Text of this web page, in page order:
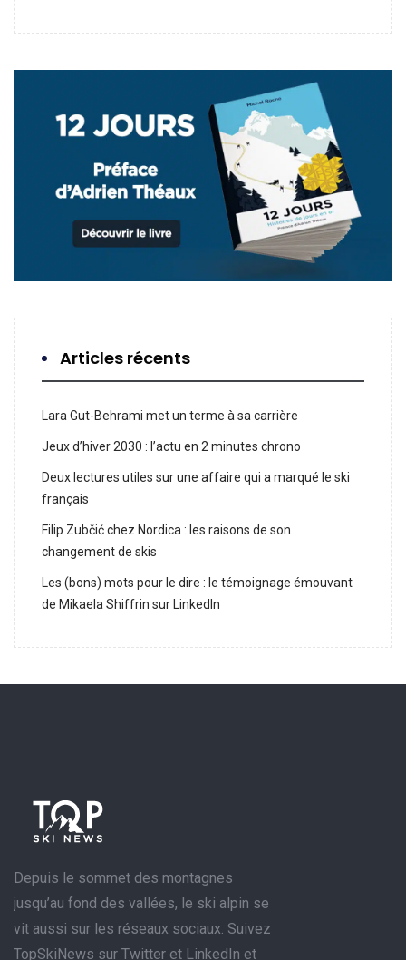
Articles récents
Lara Gut-Behrami met un terme à sa carrière
Jeux d’hiver 2030 : l’actu en 2 minutes chrono
Deux lectures utiles sur une affaire qui a marqué le ski
français
Filip Zubčić chez Nordica : les raisons de son
changement de skis
Les (bons) mots pour le dire : le témoignage émouvant
de Mikaela Shiffrin sur LinkedIn
Depuis le sommet des montagnes
jusqu’au fond des vallées, le ski alpin se
vit aussi sur les réseaux sociaux. Suivez
TopSkiNews sur Twitter et LinkedIn et